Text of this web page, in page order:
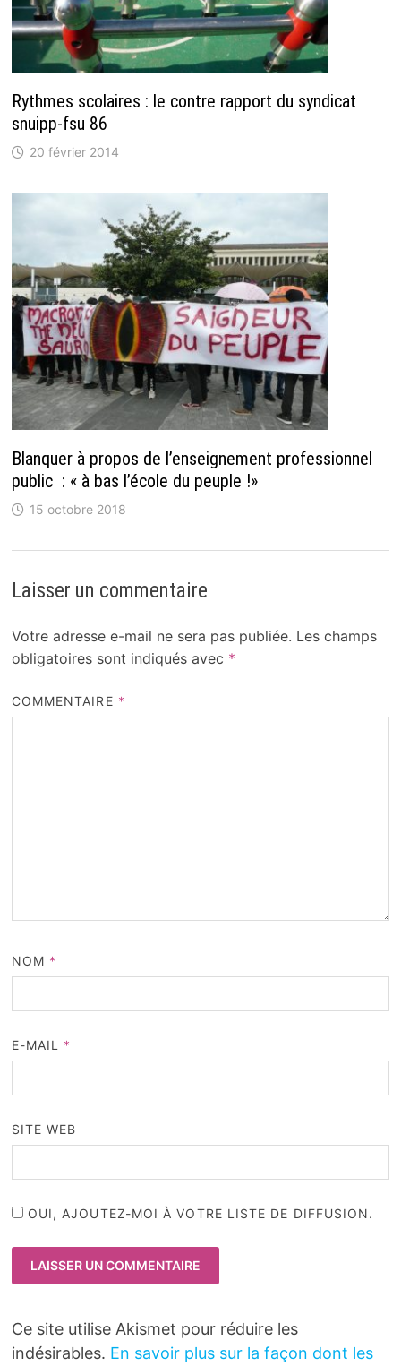
Rythmes scolaires : le contre rapport du syndicat
snuipp-fsu 86
20 février 2014
Blanquer à propos de l’enseignement professionnel
public : « à bas l’école du peuple !»
15 octobre 2018
Laisser un commentaire
Votre adresse e-mail ne sera pas publiée. Les champs
obligatoires sont indiqués avec *
COMMENTAIRE *
NOM *
E-MAIL *
SITE WEB
OUI, AJOUTEZ-MOI À VOTRE LISTE DE DIFFUSION.
Ce site utilise Akismet pour réduire les
indésirables. En savoir plus sur la façon dont les